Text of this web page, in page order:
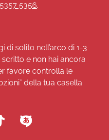
5356.
di solito nell’arco di 1-3
e non hai ancora
favore controlla le
della tua casella